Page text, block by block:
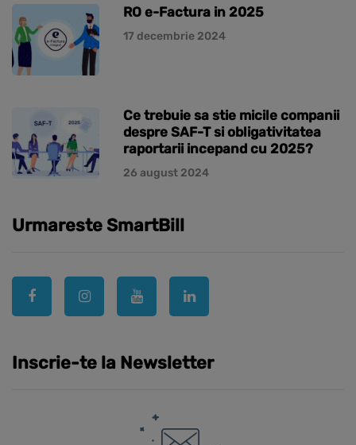
RO e-Factura in 2025
17 decembrie 2024
Ce trebuie sa stie micile companii
despre SAF-T si obligativitatea
raportarii incepand cu 2025?
26 august 2024
Urmareste SmartBill
Inscrie-te la Newsletter